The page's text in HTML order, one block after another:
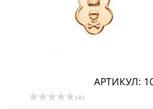
АРТИКУЛ:
( 0 )